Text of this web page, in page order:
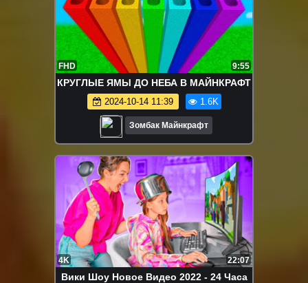
FHD 9:55
КРУГЛЫЕ ЯМЫ ДО НЕБА В МАЙНКРАФТ
2024-10-14 11:39 1.6K
Зомбак Майнкрафт
4K 22:07
Вики Шоу Новое Видео 2022 - 24 Часа